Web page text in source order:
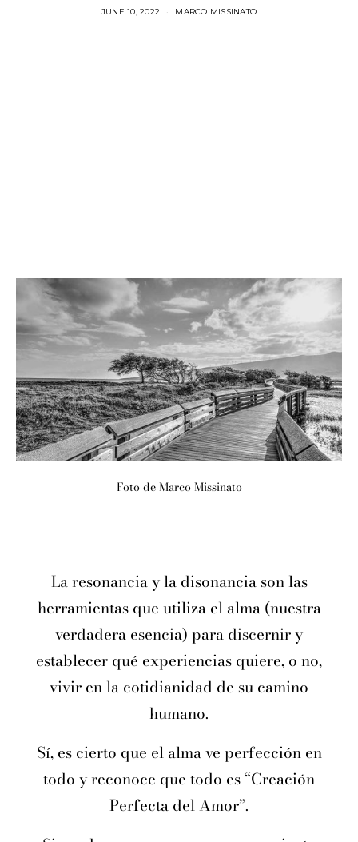
JUNE 10, 2022 MARCO MISSINATO
Foto de Marco Missinato
La resonancia y la disonancia son las
herramientas que utiliza el alma (nuestra
verdadera esencia) para discernir y
establecer qué experiencias quiere, o no,
vivir en la cotidianidad de su camino
humano.
Sí, es cierto que el alma ve perfección en
todo y reconoce que todo es “Creación
Perfecta del Amor”.